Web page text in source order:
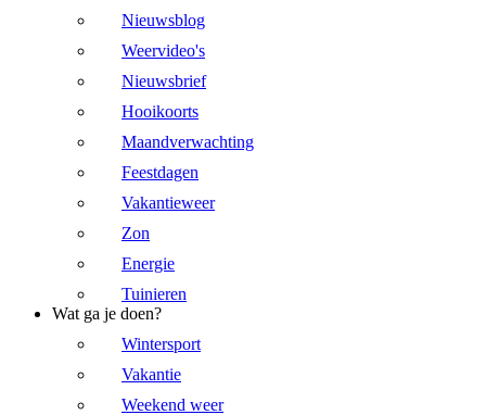
Nieuwsblog
Weervideo's
Nieuwsbrief
Hooikoorts
Maandverwachting
Feestdagen
Vakantieweer
Zon
Energie
Tuinieren
Wat ga je doen?
Wintersport
Vakantie
Weekend weer